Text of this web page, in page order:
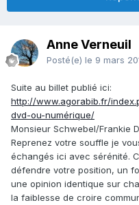
Anne Verneuil
Posté(e) le 9 mars
Suite au billet publié ici:
http://www.agorabib.fr/
dvd-ou-numérique/
Monsieur Schwebel/Frankie
Reprenez votre souffle je
échangés ici avec sérénité.
défendre votre position, un
une opinion identique sur
la faiblesse de croire